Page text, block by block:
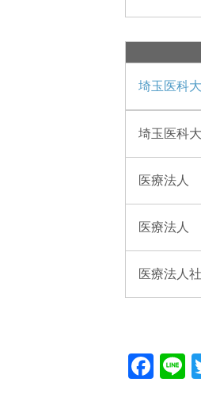
埼玉医科
埼玉医科
医療法人
医療法人
医療法人